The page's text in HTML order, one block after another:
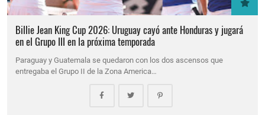
Billie Jean King Cup 2026: Uruguay cayó ante Honduras y jugará
en el Grupo III en la próxima temporada
Paraguay y Guatemala se quedaron con los dos ascensos que
entregaba el Grupo II de la Zona America…